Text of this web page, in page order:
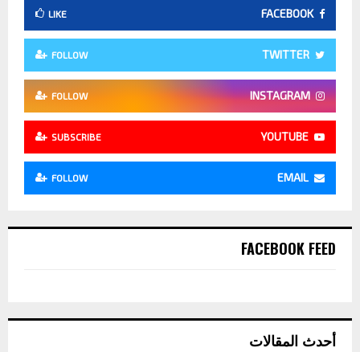
FACEBOOK
LIKE
TWITTER
FOLLOW
INSTAGRAM
FOLLOW
YOUTUBE
SUBSCRIBE
EMAIL
FOLLOW
FACEBOOK FEED
أحدث المقالات